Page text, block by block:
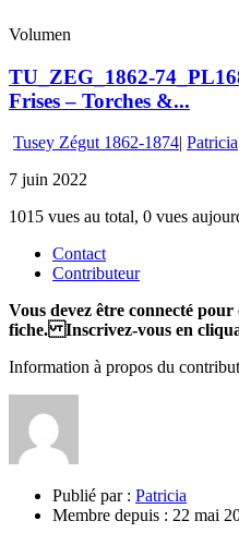
Volumen
TU_ZEG_1862-
Frises – Torches &...
Tusey Zégut 1862-1874| Patricia
7 juin 2022
1015 vues au total, 0 vues
Contact
Contributeur
Vous devez être connecté
fiche. Inscrivez-vous en
Information à propos du
Publié par : Patricia
Membre depuis : 22 mai